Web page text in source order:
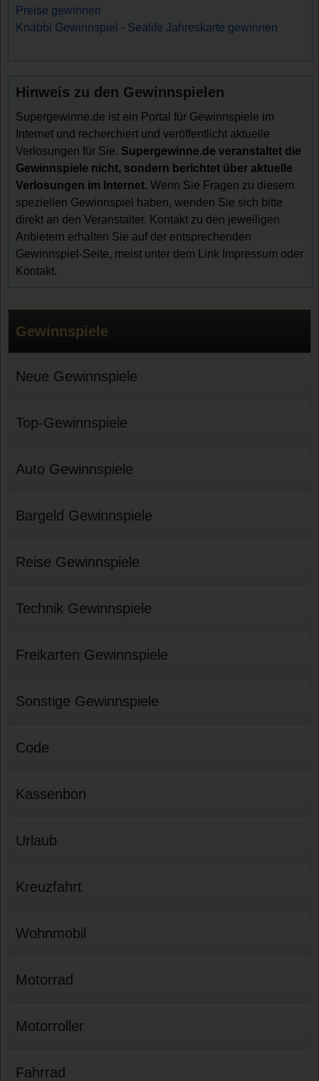
Preise gewinnen
Knabbi Gewinnspiel - Sealife Jahreskarte gewinnen
Hinweis zu den Gewinnspielen
Supergewinne.de ist ein Portal für Gewinnspiele im
Internet und recherchiert und veröffentlicht aktuelle
Verlosungen für Sie. Supergewinne.de veranstaltet die
Gewinnspiele nicht, sondern berichtet über aktuelle
Verlosungen im Internet. Wenn Sie Fragen zu diesem
speziellen Gewinnspiel haben, wenden Sie sich bitte
direkt an den Veranstalter. Kontakt zu den jeweiligen
Anbietern erhalten Sie auf der entsprechenden
Gewinnspiel-Seite, meist unter dem Link Impressum oder
Kontakt.
Gewinnspiele
Neue Gewinnspiele
Top-Gewinnspiele
Auto Gewinnspiele
Bargeld Gewinnspiele
Reise Gewinnspiele
Technik Gewinnspiele
Freikarten Gewinnspiele
Sonstige Gewinnspiele
Code
Kassenbon
Urlaub
Kreuzfahrt
Wohnmobil
Motorrad
Motorroller
Fahrrad